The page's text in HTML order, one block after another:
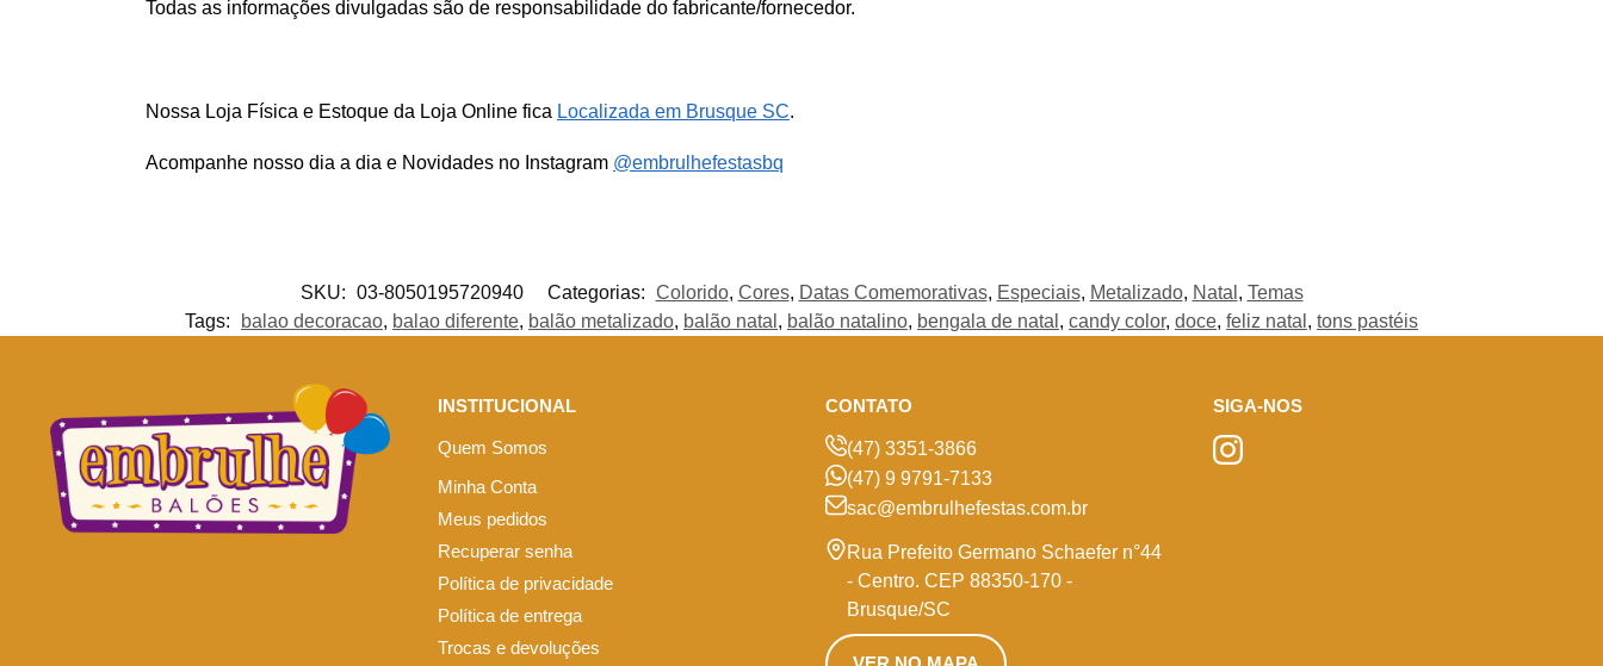
Todas as informações divulgadas são de responsabilidade do fabricante/fornecedor.
Nossa Loja Física e Estoque da Loja Online fica Localizada em Brusque SC.
Acompanhe nosso dia a dia e Novidades no Instagram @embrulhefestasbq
SKU: 03-8050195720940 Categorias: Colorido, Cores, Datas Comemorativas, Especiais, Metalizado, Natal , Temas
Tags:
balao decoracao, balao diferente, balão metalizado, balão natal , balão natalino, bengala de natal , candy color, doce, feliz natal , tons pastéis
INSTITUCIONAL
Quem Somos
Minha Conta
Meus pedidos
Recuperar senha
Política de privacidade
Política de entrega
Trocas e devoluções
CONTATO
(47) 3351-3866
(47) 9 9791-7133
sac@embrulhefestas.com.br
Rua Prefeito Germano Schaefer n°44
- Centro. CEP 88350-170 -
Brusque/SC
SIGA-NOS